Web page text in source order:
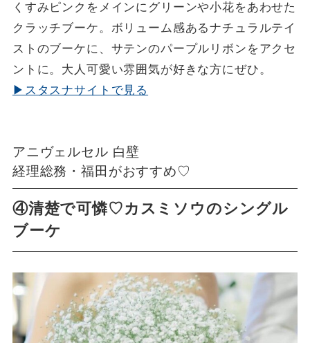
くすみピンクをメインにグリーンや小花をあわせた
クラッチブーケ。ボリューム感あるナチュラルテイ
ストのブーケに、サテンのパープルリボンをアクセ
ントに。大人可愛い雰囲気が好きな方にぜひ。
▶スタスナサイトで見る
アニヴェルセル 白壁
経理総務・福田がおすすめ♡
④清楚で可憐♡カスミソウのシングル
ブーケ